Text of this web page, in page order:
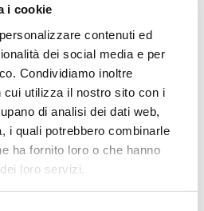
i cookie
contenuti ed
dei social media e per
Condividiamo inoltre
cui utilizza il nostro sito con i
di analisi dei dati web,
i quali potrebbero combinarle
ha fornito loro o che hanno
loro servizi.
pubblicato. I campi
con*